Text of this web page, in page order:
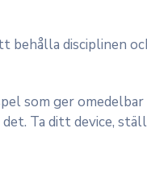
behålla disciplinen
som ger
Ta ditt device,